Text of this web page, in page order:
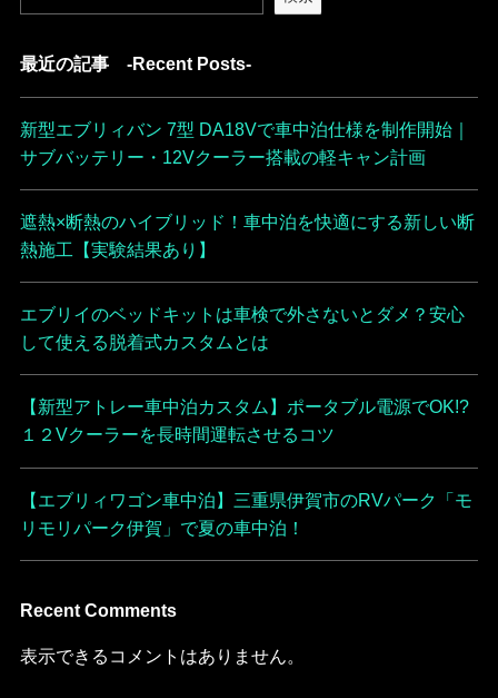
最近の記事 -Recent Posts-
新型エブリィバン 7型 DA18Vで車中泊仕様を制作開始｜
サブバッテリー・12Vクーラー搭載の軽キャン計画
遮熱×断熱のハイブリッド！車中泊を快適にする新しい断
熱施工【実験結果あり】
エブリイのベッドキットは車検で外さないとダメ？安心
して使える脱着式カスタムとは
【新型アトレー車中泊カスタム】ポータブル電源でOK!?
１２Vクーラーを長時間運転させるコツ
【エブリィワゴン車中泊】三重県伊賀市のRVパーク「モ
リモリパーク伊賀」で夏の車中泊！
Recent Comments
表示できるコメントはありません。